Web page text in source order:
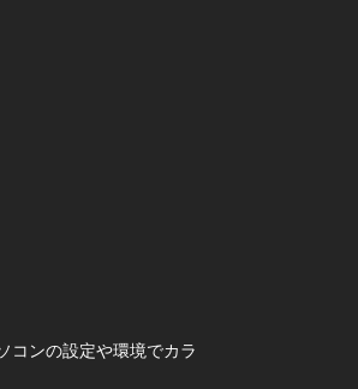
コンの設定や環境でカラ